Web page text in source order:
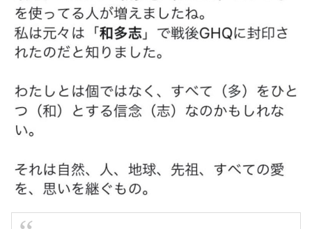
2021.03.22
スポンサーリンク